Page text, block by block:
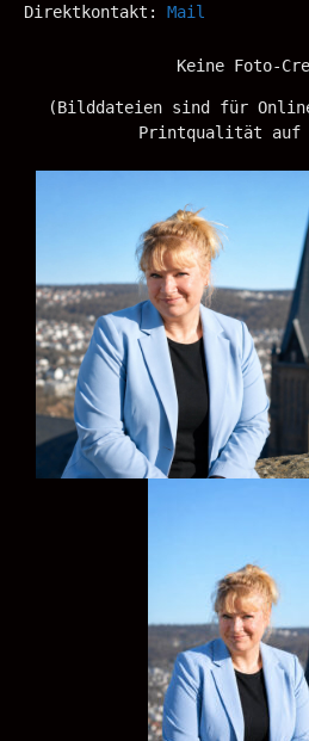
Direktkontakt: Mail
Keine Foto-
(Bilddateien sind für
Printqualität auf